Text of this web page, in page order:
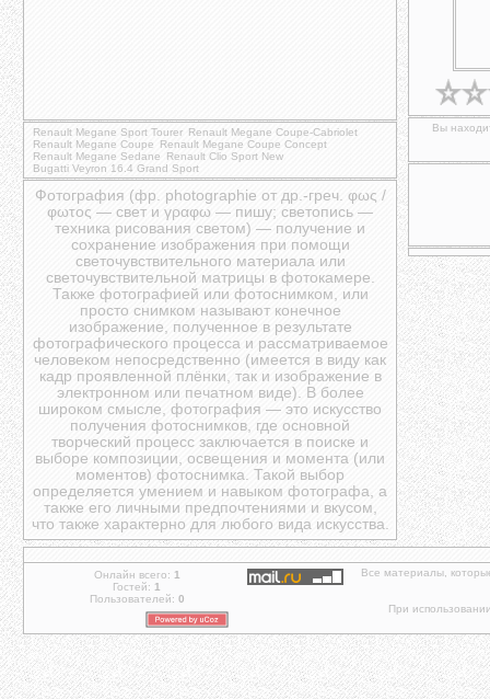
Renault Megane Sport Tourer Renault Megane Coupe-Cabriolet
Renault Megane Coupe
Renault Megane Coupe Concept
Renault Megane Sedane
Renault Clio Sport New
Bugatti Veyron 16.4 Grand Sport
Фотография (фр. photographie от др.-греч. φως /
φωτος — свет и γραφω — пишу; светопись —
техника рисования светом) — получение и
сохранение изображения при помощи
светочувствительного материала или
светочувствительной матрицы в фотокамере.
Также фотографией или фотоснимком, или
просто снимком называют конечное
изображение, полученное в результате
фотографического процесса и рассматриваемое
человеком непосредственно (имеется в виду как
кадр проявленной плёнки, так и изображение в
электронном или печатном виде). В более
широком смысле, фотография — это искусство
получения фотоснимков, где основной
творческий процесс заключается в поиске и
выборе композиции, освещения и момента (или
моментов) фотоснимка. Такой выбор
определяется умением и навыком фотографа, а
также его личными предпочтениями и вкусом,
что также характерно для любого вида искусства.
Вы
Онлайн всего: 1
Гостей: 1
Пользователей: 0
Все материалы,
При